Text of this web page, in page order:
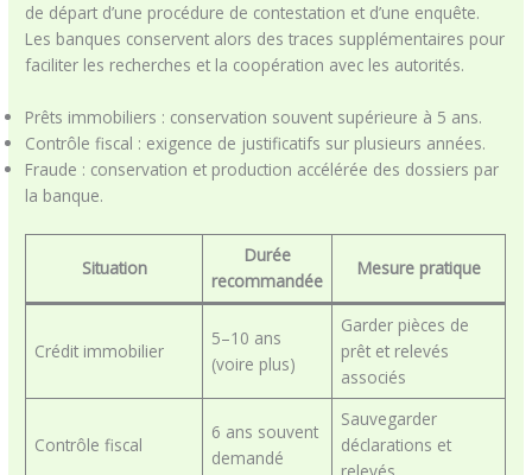
de départ d’une procédure de contestation et d’une enquête.
Les banques conservent alors des traces supplémentaires pour
faciliter les recherches et la coopération avec les autorités.
Prêts immobiliers : conservation souvent supérieure à 5 ans.
Contrôle fiscal : exigence de justificatifs sur plusieurs années.
Fraude : conservation et production accélérée des dossiers par
la banque.
Situation
Durée
recommandée
Mesure pratique
Crédit immobilier
5–10 ans
(voire plus)
Garder pièces de
prêt et relevés
associés
Contrôle fiscal
6 ans souvent
demandé
Sauvegarder
déclarations et